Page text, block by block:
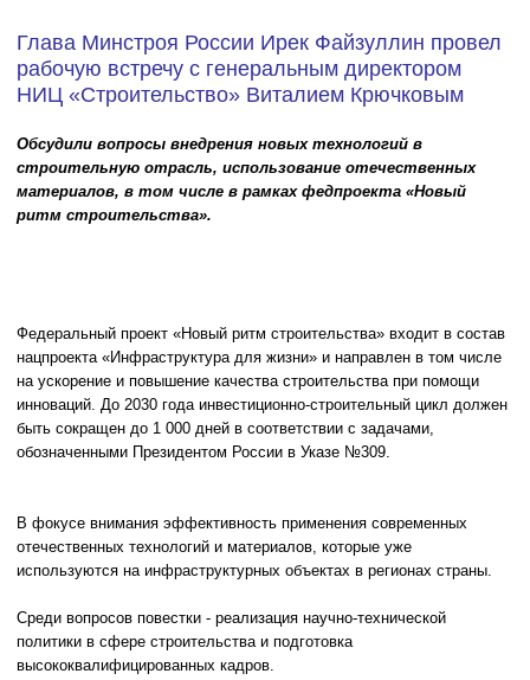
Глава Минстроя России Ирек Файзуллин провел
рабочую встречу с генеральным директором
НИЦ «Строительство» Виталием Крючковым
Обсудили вопросы внедрения новых технологий в
строительную отрасль, использование отечественных
материалов, в том числе в рамках федпроекта «Новый
ритм строительства».
Федеральный проект «Новый ритм строительства» входит в состав
нацпроекта «Инфраструктура для жизни» и направлен в том числе
на ускорение и повышение качества строительства при помощи
инноваций. До 2030 года инвестиционно-строительный цикл должен
быть сокращен до 1 000 дней в соответствии с задачами,
обозначенными Президентом России в Указе №309.
В фокусе внимания эффективность применения современных
отечественных технологий и материалов, которые уже
используются на инфраструктурных объектах в регионах страны.
Среди вопросов повестки - реализация научно-технической
политики в сфере строительства и подготовка
высококвалифицированных кадров.